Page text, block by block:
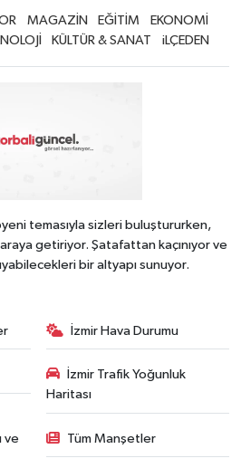
MAGAZİN EĞİTİM
EKONOMİ
KÜLTÜR & SANAT iLÇEDEN
temasıyla sizleri buluştururken,
getiriyor. Şatafattan kaçınıyor ve
bir altyapı sunuyor.
İzmir Hava Durumu
İzmir Trafik Yoğunluk
Haritası
ve
Tüm Manşetler